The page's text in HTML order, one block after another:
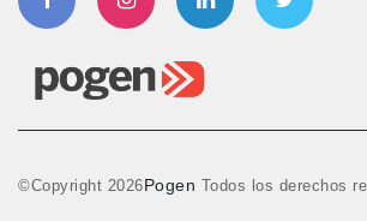
InstagramLinkedin
©Copyright 2026Pogen Todos los derechos